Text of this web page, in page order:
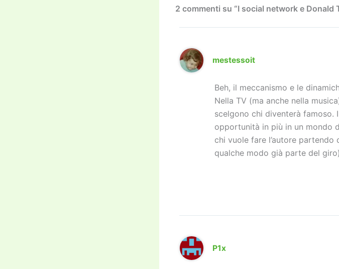
k
2 commenti su “I social network e Donald
mestessoit
Beh, il meccanismo e le
Nella TV (ma anche nella
scelgono chi diventerà famoso.
opportunità in più in un mondo
chi vuole fare l’autore
qualche modo già parte del
P1x